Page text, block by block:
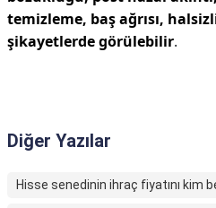
temizleme, baş ağrısı,
şikayetlerde görülebilir.
Diğer Yazılar
Hisse senedinin ihraç fiyatını kim